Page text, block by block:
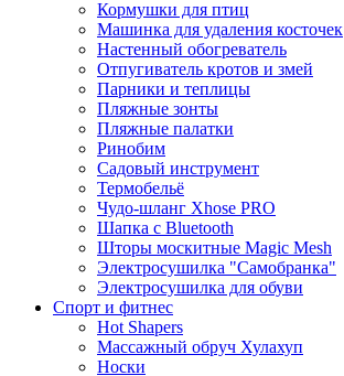
Кормушки для птиц
Машинка для удаления косточек
Настенный обогреватель
Отпугиватель кротов и змей
Парники и теплицы
Пляжные зонты
Пляжные палатки
Ринобим
Садовый инструмент
Термобельё
Чудо-шланг Xhose PRO
Шапка с Bluetooth
Шторы москитные Magic Mesh
Электросушилка "Самобранка"
Электросушилка для обуви
Спорт и фитнес
Hot Shapers
Массажный обруч Хулахуп
Носки